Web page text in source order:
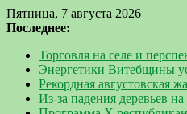
Пятница, 7 августа 2026
Последнее:
Торговля на селе и
Энергетики Витебщины
Рекордная августовская
Из-за падения деревьев